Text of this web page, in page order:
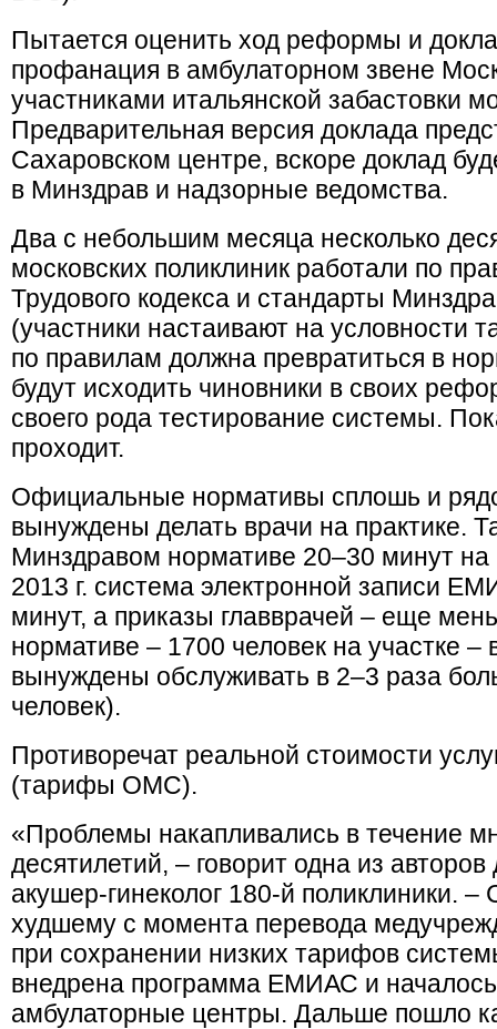
Пытается оценить ход реформы и
профанация в амбулаторном звене
участниками итальянской забастовки
Предварительная версия доклада
Сахаровском центре, вскоре доклад
в Минздрав и надзорные ведомства.
Два с небольшим месяца несколько
московских поликлиник работали по
Трудового кодекса и стандарты
(участники настаивают на условности
по правилам должна превратиться в
будут исходить чиновники в своих
своего рода тестирование системы.
проходит.
Официальные нормативы сплошь и
вынуждены делать врачи на практике.
Минздравом нормативе 20–30 минут на
2013 г. система электронной записи
минут, а приказы главврачей – еще
нормативе – 1700 человек на участке –
вынуждены обслуживать в 2–3 раза
человек).
Противоречат реальной стоимости
(тарифы ОМС).
«Проблемы накапливались в течение
десятилетий, – говорит одна из
акушер-гинеколог 180-й поликлиники. –
худшему с момента перевода
при сохранении низких тарифов
внедрена программа ЕМИАС и
амбулаторные центры. Дальше пошло